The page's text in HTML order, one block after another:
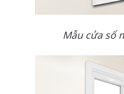
Mẫu cửa sổ